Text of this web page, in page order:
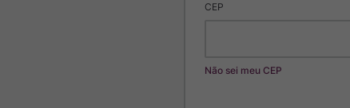
CEP
Não sei meu CEP